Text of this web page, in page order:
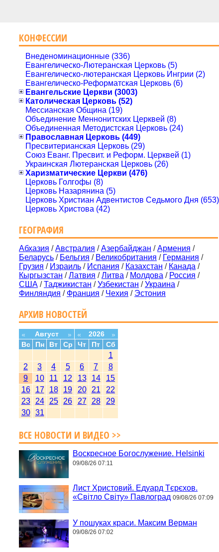
КОНФЕССИИ
Внеденоминационные (336)
Евангелическо-Лютеранская Церковь (5)
Евангелическо-лютеранская Церковь Ингрии (2)
Евангелическо-Реформатская Церковь (6)
Евангельские Церкви (3003)
Католическая Церковь (52)
Мессианская Община (19)
Объединение Меннонитских Церквей (8)
Объединенная Методистская Церковь (24)
Православная Церковь (449)
Пресвитерианская Церковь (29)
Союз Еванг. Пресвит. и Реформ. Церквей (1)
Украинская Лютеранская Церковь (26)
Харизматические Церкви (476)
Церковь Голгофы (8)
Церковь Назарянина (5)
Церковь Христиан Адвентистов Седьмого Дня (653)
Церковь Христова (42)
ГЕОГРАФИЯ
Абхазия /Австралия /Азербайджан /Армения /
Беларусь / Бельгия / Великобритания / Германия /
Грузия / Израиль / Испания / Казахстан / Канада /
Кыргызстан /Латвия /Литва / Молдова / Россия /
США /Таджикистан /Узбекистан /Украина /
Финляндия / Франция / Чехия / Эстония
АРХИВ НОВОСТЕЙ
Август
2026
Вс
Пн Вт Ср Чт Пт Сб
1
2
3 4 5 6 7
8
9
10 11 12 13 14
15
16
17 18 19 20 21
22
23
24 25 26 27 28
29
30
31
ВСЕ НОВОСТИ И ВИДЕО >>
Воскресное Богослужение. Helsinki
09/08/26 07:11
Лист Христовий. Едуард Тєрєхов.
«Світло Світу» Павлоград 09/08/26 07:09
У пошуках краси. Максим Верман
09/08/26 07:02